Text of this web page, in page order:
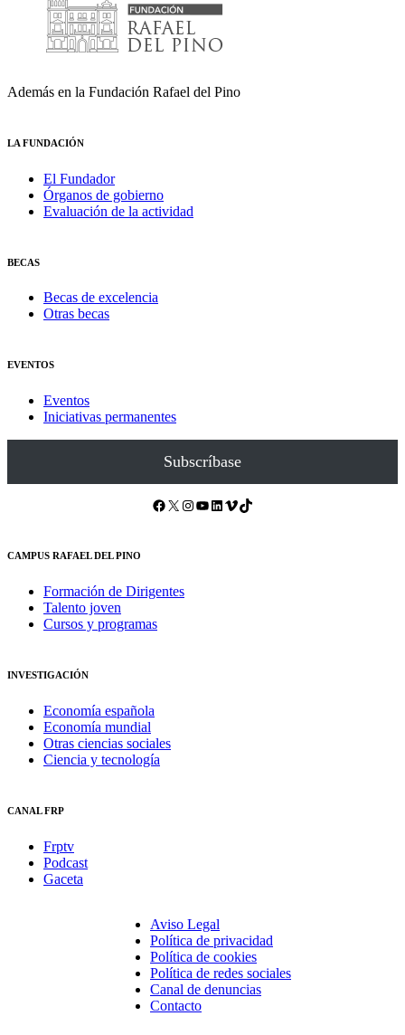
Además en la Fundación Rafael del Pino
LA FUNDACIÓN
El Fundador
Órganos de gobierno
Evaluación de la actividad
BECAS
Becas de excelencia
Otras becas
EVENTOS
Eventos
Iniciativas permanentes
Subscríbase
Facebook X Instagram YouTube LinkedIn Vimeo TikTok
CAMPUS RAFAEL DEL PINO
Formación de Dirigentes
Talento joven
Cursos y programas
INVESTIGACIÓN
Economía española
Economía mundial
Otras ciencias sociales
Ciencia y tecnología
CANAL FRP
Frptv
Podcast
Gaceta
Aviso Legal
Política de privacidad
Política de cookies
Política de redes sociales
Canal de denuncias
Contacto